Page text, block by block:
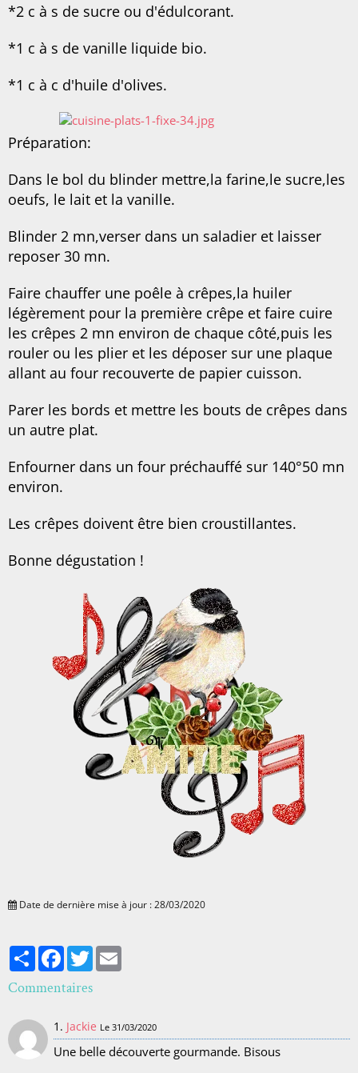
*2 c à s de sucre ou d'édulcorant.
*1 c à s de vanille liquide bio.
*1 c à c d'huile d'olives.
Préparation:
Dans le bol du blinder mettre,la farine,le sucre,les
oeufs, le lait et la vanille.
Blinder 2 mn,verser dans un saladier et laisser
reposer 30 mn.
Faire chauffer une poêle à crêpes,la huiler
légèrement pour la première crêpe et faire cuire
les crêpes 2 mn environ de chaque côté,puis les
rouler ou les plier et les déposer sur une plaque
allant au four recouverte de papier cuisson.
Parer les bords et mettre les bouts de crêpes dans
un autre plat.
Enfourner dans un four préchauffé sur 140°50 mn
environ.
Les crêpes doivent être bien croustillantes.
Bonne dégustation !
Date de dernière mise à jour : 28/03/2020
PartagerFacebook
Twitter
Commentaires
1. Jackie Le 31/03/2020
Une belle découverte gourmande. Bisous